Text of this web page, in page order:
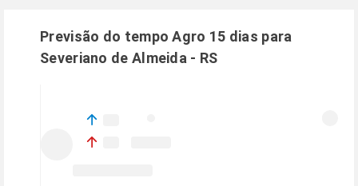
Previsão do tempo Agro 15 dias para
Severiano de Almeida - RS